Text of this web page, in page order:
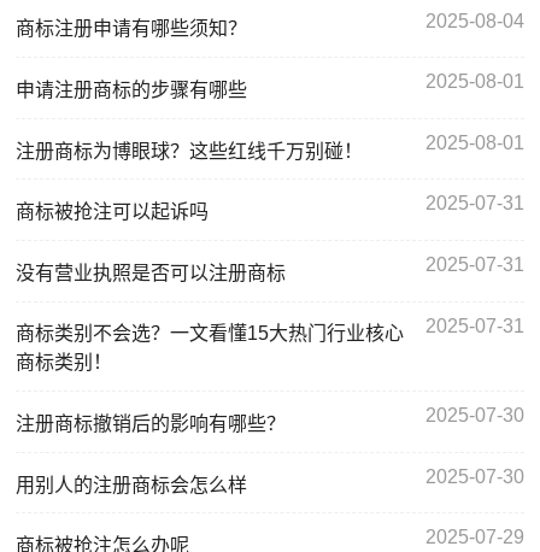
商标注册申请有哪些须知？ 2025-08-04
申请注册商标的步骤有哪些 2025-08-01
注册商标为博眼球？这些红线千万别碰！ 2025-08-01
商标被抢注可以起诉吗 2025-07-31
没有营业执照是否可以注册商标 2025-07-31
商标类别不会选？一文看懂15大热门行业核心
商标类别！
2025-07-31
注册商标撤销后的影响有哪些？ 2025-07-30
用别人的注册商标会怎么样 2025-07-30
商标被抢注怎么办呢 2025-07-29